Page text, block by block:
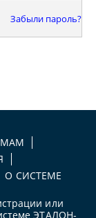
Забыли пароль?
О СИСТЕМЕ
или
ЭТАЛОН-